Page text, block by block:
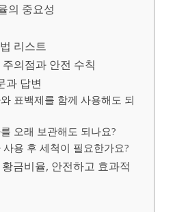
의 중요성
리스트
의점과 안전 수칙
과 답변
표백제를 함께 사용해도 되
오래 보관해도 되나요?
용 후 세척이 필요한가요?
금비율, 안전하고 효과적